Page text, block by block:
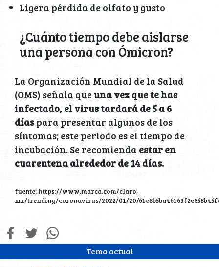
Tema actual
Ligera pérdida de olfato y gusto
¿Cuánto tiempo debe aislarse
una persona con Ómicron?
La Organización Mundial de la Salud
(OMS) señala que una vez que te has
infectado, el virus tardará de 5 a 6
díaspara presentar algunos de los
síntomas; este periodo es el tiempo de
incubación. Se recomienda estar en
cuarentena alrededor de 14 días.
fuente: https://www.marca.com/claro-
mx/trending/coronavirus/2022/01/20/